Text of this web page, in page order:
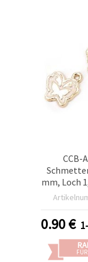
CCB-
mm, Loch
5
0.90€